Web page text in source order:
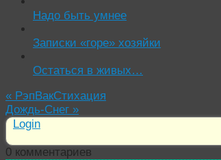
Надо быть умнее
Записки «горе» хозяйки
Остаться в живых…
« РэпВакСтихация
Дождь-Снег »
Login
0 комментариев